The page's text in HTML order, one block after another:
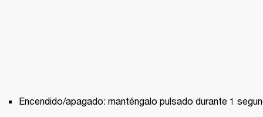
Encendido/apagado: manténgalo pulsado durante 1